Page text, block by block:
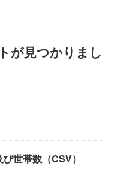
が見つかりまし
世帯数（CSV）